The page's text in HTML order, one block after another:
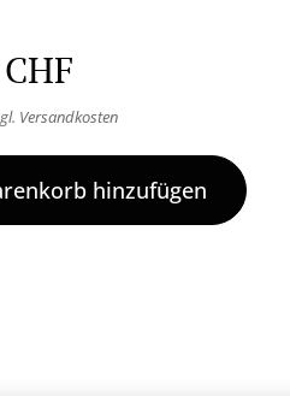
CHF
Versandkosten
hinzufügen